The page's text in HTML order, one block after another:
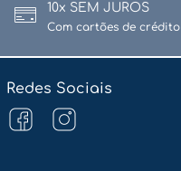
10x SEM JUROS
Com cartões de crédito
Redes Sociais